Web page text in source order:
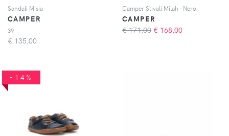
Sandali Misia
CAMPER
39
€ 135,00
Camper Stivali Milah - Nero
CAMPER
€ 171,00 € 168,00
-14%